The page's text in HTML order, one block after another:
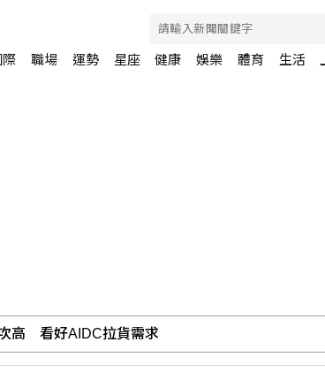
際 職場 運勢 星座 健康 娛樂 體育 生活
高 看好AIDC拉貨需求